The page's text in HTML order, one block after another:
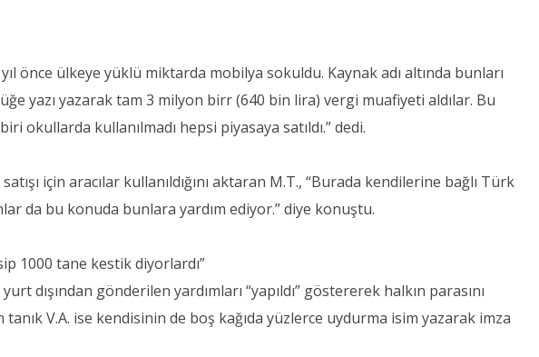
yıl önce ülkeye yüklü miktarda mobilya sokuldu. Kaynak adı altında bunları
yazı yazarak tam 3 milyon birr (640 bin lira) vergi muafiyeti aldılar. Bu
okullarda kullanılmadı hepsi piyasaya satıldı.” dedi.
için aracılar kullanıldığını aktaran M.T., “Burada kendilerine bağlı Türk
da bu konuda bunlara yardım ediyor.” diye konuştu.
1000 tane kestik diyorlardı”
dışından gönderilen yardımları “yapıldı” göstererek halkın parasını
tanık V.A. ise kendisinin de boş kağıda yüzlerce uydurma isim yazarak imza